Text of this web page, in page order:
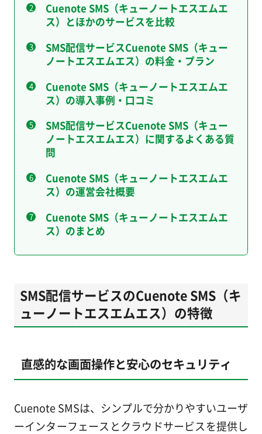
Cuenote SMS（キューノートエスエムエ
ス）とほかのサービスを比較
SMS配信サービスCuenote SMS（キュー
ノートエスエムエス）の料金・プラン
Cuenote SMS（キューノートエスエムエ
ス）の導入事例・口コミ
SMS配信サービスCuenote SMS（キュー
ノートエスエムエス）に関するよくある質
問
Cuenote SMS（キューノートエスエムエ
ス）の運営会社概要
Cuenote SMS（キューノートエスエムエ
ス）のまとめ
SMS配信サービスのCuenote SMS（キ
ューノートエスエムエス）の特徴
直感的な画面操作と安心のセキュリティ
Cuenote SMSは、シンプルで分かりやすいユーザ
ーインターフェースとクラウドサービスを提供し